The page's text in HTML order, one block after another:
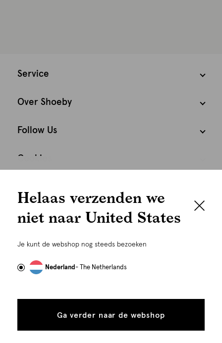
graag persoonlijk
gebruiken wij cookies en daarmee vergelijkbare
om advertenties te personaliseren...
tonen
toestaan
Service
Over Shoeby
Follow Us
Cookies
Helaas verzenden we
niet naar United States
Je kunt de webshop nog steeds bezoeken
Nederland- The Netherlands
Ga verder naar de webshop